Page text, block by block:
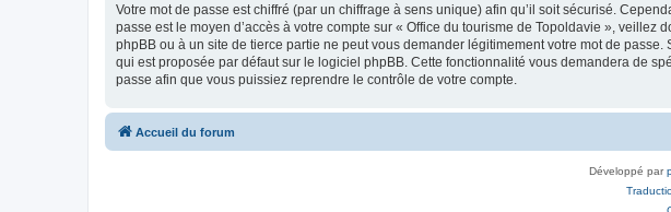
Votre mot de passe est chiffré (par un chiffrage à sens unique) afin qu’il soit sécurisé.
passe est le moyen d’accès à votre compte sur « Office du tourisme de Topoldavie »,
phpBB ou à un site de tierce partie ne peut vous demander légitimement votre mot de
qui est proposée par défaut sur le logiciel phpBB. Cette fonctionnalité vous demandera de
passe afin que vous puissiez reprendre le contrôle de votre compte.
Accueil du forum
Développé par